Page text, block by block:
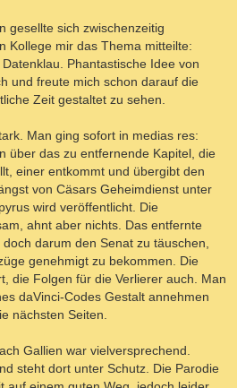
gesellte sich zwischenzeitig
Kollege mir das Thema mitteilte:
Phantastische Idee von
und freute mich schon darauf die
Zeit gestaltet zu sehen.
Man ging sofort in medias res:
über das zu entfernende Kapitel, die
einer entkommt und übergibt den
von Cäsars Geheimdienst unter
wird veröffentlicht. Die
ahnt aber nichts. Das entfernte
darum den Senat zu täuschen,
genehmigt zu bekommen. Die
die Folgen für die Verlierer auch. Man
daVinci-Codes Gestalt annehmen
nächsten Seiten.
Gallien war vielversprechend.
steht dort unter Schutz. Die Parodie